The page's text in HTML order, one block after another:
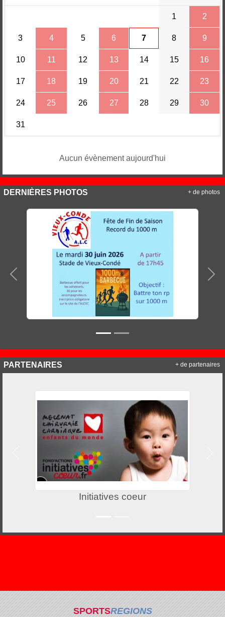
1 2
3 4 5 6 7 8 9
10 11 12 13 14 15 16
17 18 19 20 21 22 23
24 25 26 27 28 29 30
31
Aucun évènement aujourd'hui
DERNIÈRES PHOTOS
Précedent
+ de photos
PARTENAIRES
Initiatives coeur
Précedent
+ de partenaires
SPORTSREGIONS